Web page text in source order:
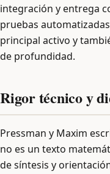
integración y entrega
pruebas
principal activo y
de profundidad.
Rigor técnico y
Pressman y Maxim
no es un texto
de síntesis y